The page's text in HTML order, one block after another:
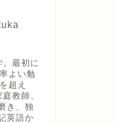
最初に
よい勉
超え
教師、
き、独
英語か